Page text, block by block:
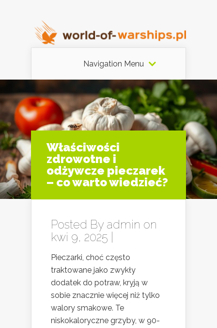
Navigation Menu
Właściwości
zdrowotne i
odżywcze pieczarek
– co warto wiedzieć?
Posted By admin on
kwi 9, 2025 |
Pieczarki, choć często
traktowane jako zwykły
dodatek do potraw, kryją w
sobie znacznie więcej niż tylko
walory smakowe. Te
niskokaloryczne grzyby, w 90-